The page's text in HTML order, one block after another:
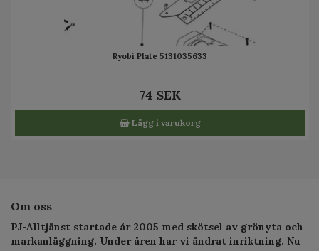
Ryobi Plate 5131035633
74 SEK
Lägg i varukorg
Om oss
PJ-Alltjänst startade år 2005 med skötsel av grönyta och
markanläggning. Under åren har vi ändrat inriktning. Nu